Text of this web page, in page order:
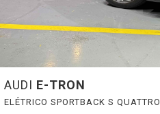
AUDI E-TRON
ELÉTRICO SPORTBACK S QUATTRO